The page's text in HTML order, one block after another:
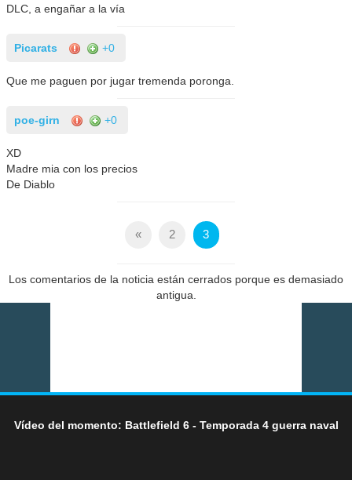
DLC, a engañar a la vía
Picarats +0
Que me paguen por jugar tremenda poronga.
poe-girn +0
XD
Madre mia con los precios
De Diablo
« 2 3
Los comentarios de la noticia están cerrados porque es demasiado
antigua.
Vídeo del momento: Battlefield 6 - Temporada 4 guerra naval